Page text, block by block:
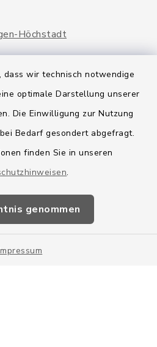
wir technisch notwendige
optimale Darstellung unserer
Die Einwilligung zur Nutzung
Bedarf gesondert abgefragt.
finden Sie in unseren
.
genommen
Höchstadt